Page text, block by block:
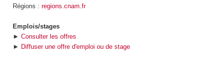
Régions : regions.cnam.fr
Emplois/stages
► Consulter les offres
► Diffuser une offre d'emploi ou de stage